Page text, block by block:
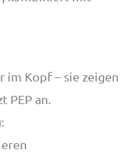
im Kopf – sie zeigen
PEP an.